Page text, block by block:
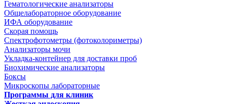
Гематологические анализаторы
Общелабораторное оборудование
ИФА оборудование
Скорая помощь
Спектрофотометры (фотоколориметры)
Анализаторы мочи
Укладка-контейнер для доставки проб
Биохимические анализаторы
Боксы
Микроскопы лабораторные
Программы для клиник